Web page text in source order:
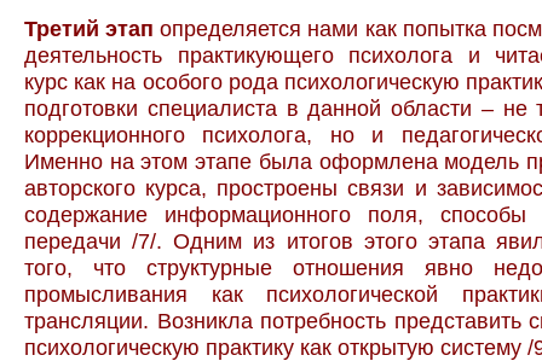
Третий этап определяется нами как попытка
деятельность практикующего психолога и
курс как на особого рода психологическую
подготовки специалиста в данной области – не
коррекционного психолога, но и
Именно на этом этапе была оформлена модель
авторского курса, простроены связи и
содержание информационного поля,
передачи /7/. Одним из итогов этого этапа
того, что структурные отношения явно
промысливания как психологической
трансляции. Возникла потребность представить
психологическую практику как открытую систему /